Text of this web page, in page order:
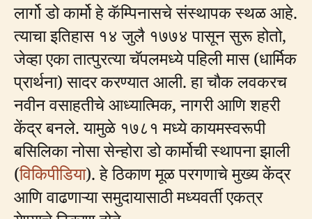
लार्गो डो कार्मो हे कॅम्पिनासचे संस्थापक स्थळ आहे.
त्याचा इतिहास १४ जुलै १७७४ पासून सुरू होतो,
जेव्हा एका तात्पुरत्या चॅपलमध्ये पहिली मास (धार्मिक
प्रार्थना) सादर करण्यात आली. हा चौक लवकरच
नवीन वसाहतीचे आध्यात्मिक, नागरी आणि शहरी
केंद्र बनले. यामुळे १७८१ मध्ये कायमस्वरूपी
बसिलिका नोसा सेन्होरा डो कार्मोची स्थापना झाली
(विकिपीडिया). हे ठिकाण मूळ परगणाचे मुख्य केंद्र
आणि वाढणाऱ्या समुदायासाठी मध्यवर्ती एकत्र